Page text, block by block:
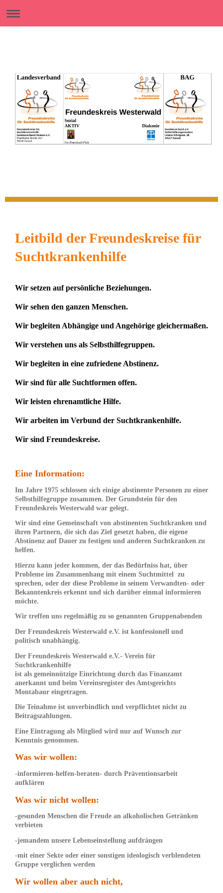
Leitbild der Freundeskreise für
Suchtkrankenhilfe
Wir setzen auf persönliche Beziehungen.
Wir sehen den ganzen Menschen.
Wir begleiten Abhängige und Angehörige gleichermaßen.
Wir verstehen uns als Selbsthilfegruppen.
Wir begleiten in eine zufriedene Abstinenz.
Wir sind für alle Suchtformen offen.
Wir leisten ehrenamtliche Hilfe.
Wir arbeiten im Verbund der Suchtkrankenhilfe.
Wir sind Freundeskreise.
Eine Information:
Im Jahre 1975 schlossen sich einige abstinente Personen zu einer
Selbsthilfegruppe zusammen. Der Grundstein für den
Freundeskreis Westerwald war gelegt.
Wir sind eine Gemeinschaft von abstinenten Suchtkranken und
ihren Partnern, die sich das Ziel gesetzt haben, die eigene
Abstinenz auf Dauer zu festigen und anderen Suchtkranken zu
helfen.
Hierzu kann jeder kommen, der das Bedürfniss hat, über
Probleme im Zusammenhang mit einem Suchtmittel zu
sprechen, oder der diese Probleme in seinem Verwandten- oder
Bekanntenkreis erkennt und sich darüber einmal informieren
möchte.
Wir treffen uns regelmäßig zu so genannten Gruppenabenden
Der Freundeskreis Westerwald e.V. ist konfessionell und
politisch unabhängig.
Der Freundeskreis Westerwald e.V.- Verein für
Suchtkrankenhilfe
ist als gemeinnützige Einrichtung durch das Finanzamt
anerkannt und beim Vereinsregister des Amtsgerichts
Montabaur eingetragen.
Die Teinahme ist unverbindlich und verpflichtet nicht zu
Beitragszahlungen.
Eine Eintragung als Mitglied wird nur auf Wunsch zur
Kenntnis genommen.
Was wir wollen:
-informieren-helfen-beraten- durch Präventionsarbeit
aufklären
Was wir nicht wollen:
-gesunden Menschen die Freude an alkoholischen Getränken
verbieten
-jemandem unsere Lebenseinstellung aufdrängen
-mit einer Sekte oder einer sonstigen ideologisch verblendeten
Gruppe verglichen werden
Wir wollen aber auch nicht,